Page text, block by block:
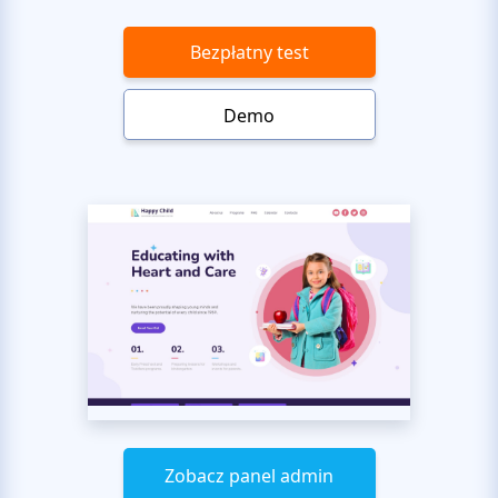
Bezpłatny test
Demo
Zobacz panel admin